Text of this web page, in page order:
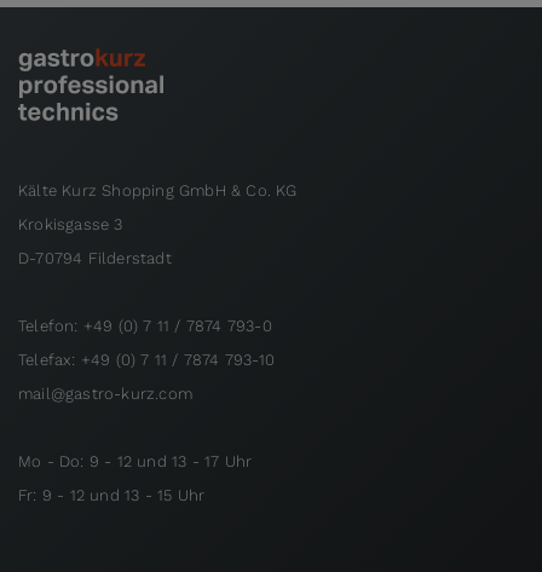
Kälte Kurz Shopping GmbH & Co. KG
Krokisgasse 3
D-70794 Filderstadt
Telefon: +49 (0) 7 11 / 7874 793-0
Telefax: +49 (0) 7 11 / 7874 793-10
mail@gastro-kurz.com
Mo - Do: 9 - 12 und 13 - 17 Uhr
Fr: 9 - 12 und 13 - 15 Uhr